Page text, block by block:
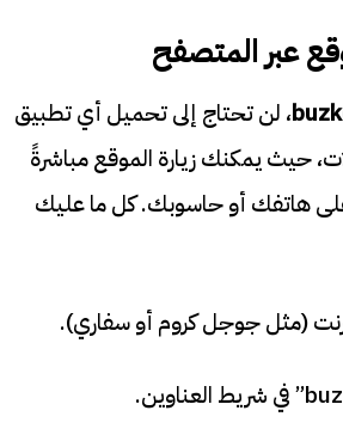
عبر المتصفح
، لن تحتاج إلى تحميل أي تطبيق
حيث يمكنك زيارة الموقع مباشرةً
هاتفك أو حاسوبك. كل ما عليك
(مثل جوجل كروم أو سفاري).